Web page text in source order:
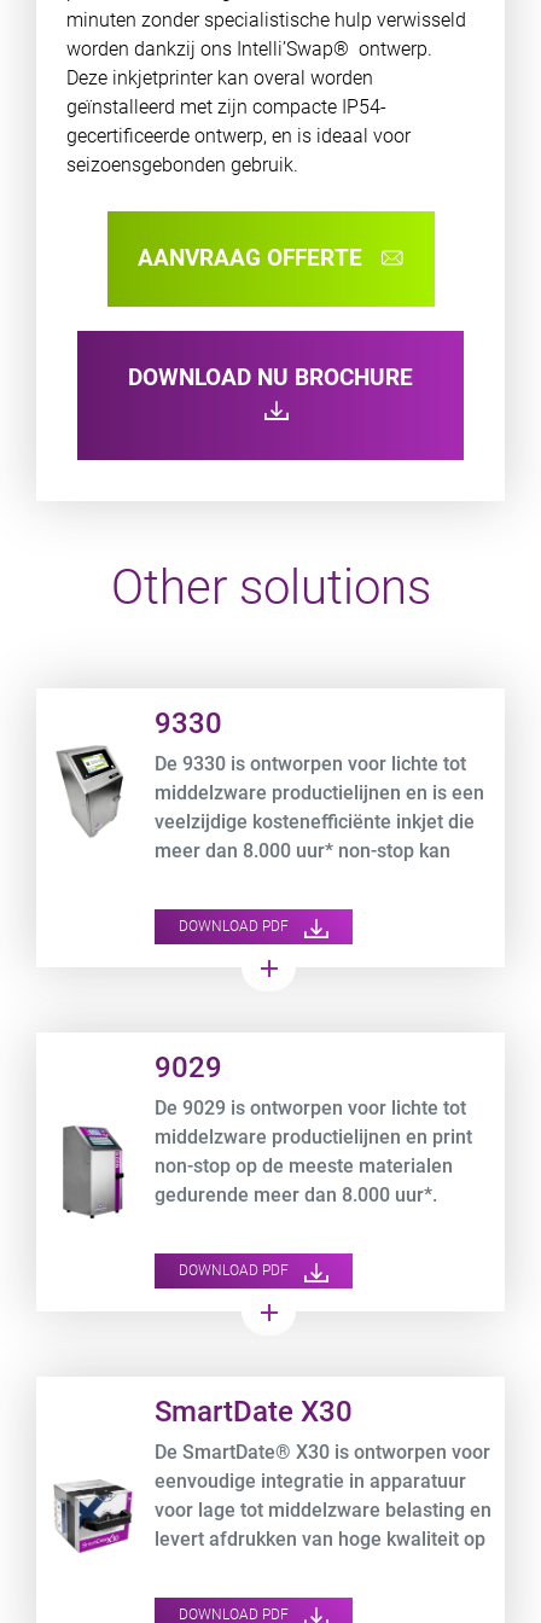
minuten zonder specialistische hulp verwisseld
worden dankzij ons Intelli’Swap® ontwerp.
Deze inkjetprinter kan overal worden
geïnstalleerd met zijn compacte IP54-
gecertificeerde ontwerp, en is ideaal voor
seizoensgebonden gebruik.
AANVRAAG OFFERTE
DOWNLOAD NU BROCHURE
Other solutions
9330
De 9330 is ontworpen voor lichte tot
middelzware productielijnen en is een
veelzijdige kostenefficiënte inkjet die
meer dan 8.000 uur* non-stop kan
DOWNLOAD PDF
add
9029
De 9029 is ontworpen voor lichte tot
middelzware productielijnen en print
non-stop op de meeste materialen
gedurende meer dan 8.000 uur*.
DOWNLOAD PDF
add
SmartDate X30
De SmartDate® X30 is ontworpen voor
eenvoudige integratie in apparatuur
voor lage tot middelzware belasting en
levert afdrukken van hoge kwaliteit op
snelheden tot 600 mm/s.
DOWNLOAD PDF